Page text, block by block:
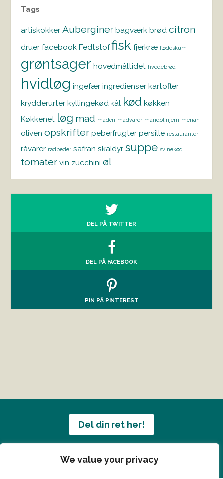
We value your privacy
Tags
artiskokker Auberginer bagværk brød citron
druer facebook Fedtstof fisk fjerkræ flødeskum
grøntsager hovedmåltidet hvedebrød
hvidløg ingefær ingredienser kartofler
krydderurter kyllingekød kål kød køkken
Køkkenet løg mad maden madvarer mandolinjern merian
oliven opskrifter peberfrugter persille restauranter
råvarer rødbeder safran skaldyr suppe svinekød
tomater vin zucchini øl
DEL PÅ TWITTER
DEL PÅ FACEBOOK
PIN PÅ PINTEREST
Del din ret her!
Har du en konge ret du vil dele?